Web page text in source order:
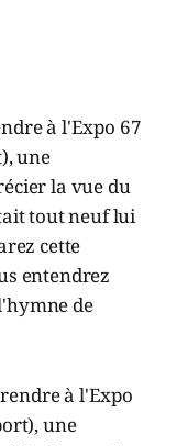
à l'Expo 67
une
la vue du
tout neuf lui
cette
entendrez
de